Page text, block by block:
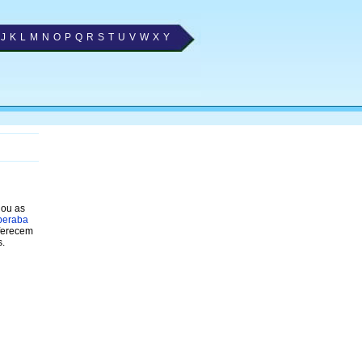
J K L M N O P Q R S T U V W X Y
as